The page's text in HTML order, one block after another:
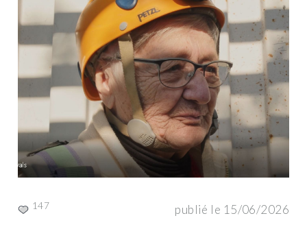
publié le 15/06/2026
147